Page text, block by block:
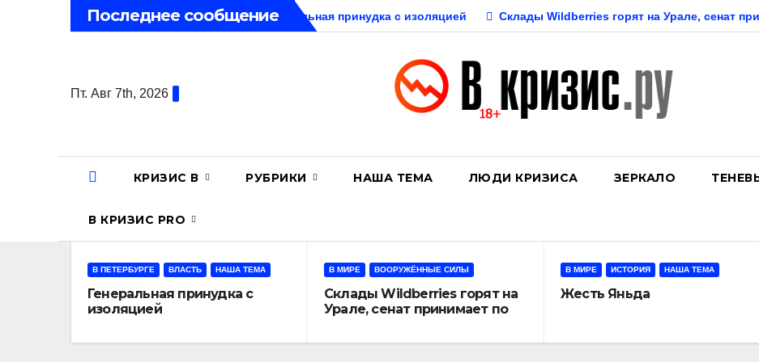
Последнее сообщениеГенеральная принудка с изоляцией Склады Wildberries горят на Урале, сенат
Пт. Авг 7th, 2026
КРИЗИС В РУБРИКИ НАША ТЕМА ЛЮДИ КРИЗИСА ЗЕРКАЛО
В КРИЗИС PRO
В ПЕТЕРБУРГЕ ВЛАСТЬ НАША ТЕМА
Генеральная принудка с
изоляцией
В МИРЕ ВООРУЖЁННЫЕ СИЛЫ
Склады Wildberries горят на
Урале, сенат принимает по
В МИРЕ ИСТОРИЯ НАША ТЕМА
Жесть Яньда